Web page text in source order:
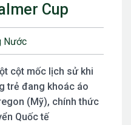
Cup
Nước
cột mốc lịch sử khi
trẻ đang khoác áo
(Mỹ), chính thức
Quốc tế